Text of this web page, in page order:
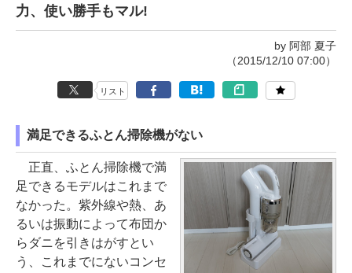
力、使い勝手もマル!
by 阿部 夏子
（2015/12/10 07:00）
リスト
満足できるふとん掃除機がない
正直、ふとん掃除機で満
足できるモデルはこれまで
なかった。紫外線や熱、あ
るいは振動によって布団か
らダニを引きはがすとい
う、これまでにないコンセ